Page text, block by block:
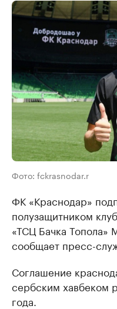
Фото: fckrasnodar.r
ФК «Краснодар»
полузащитником
«ТСЦ Бачка Топола»
сообщает пресс-
Соглашение
сербским хавбеком
года.